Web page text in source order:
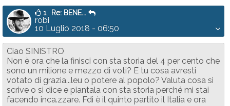
1 Re: BENE...
robi
10 Luglio 2018 - 06:50
Ciao SINISTRO
Non è ora che la finisci con sta storia del 4 per cento che
sono un milione e mezzo di voti? E tu cosa avresti
votato di grazia...leu o potere al popolo? Valuta cosa si
scrive o si dice e piantala con sta storia perché mi stai
facendo inca.zzare. Fdi è il quinto partito il Italia e ora